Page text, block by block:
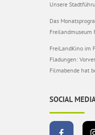
Unsere
Das
Freilandmuseum
FreiLandKino im
Fladungen:
Filmabende hat
SOCIAL